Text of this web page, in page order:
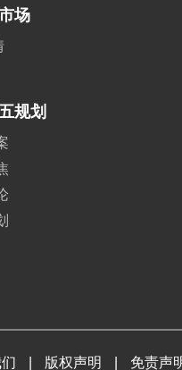
场
规划
版权声明 免责声